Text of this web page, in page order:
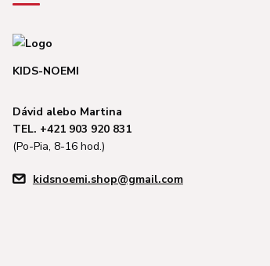
KIDS-NOEMI
Dávid alebo Martina
TEL. +421 903 920 831
(Po-Pia, 8-16 hod.)
kidsnoemi.shop@gmail.com